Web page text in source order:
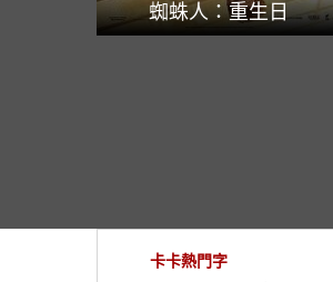
蜘蛛人：重生日
卡卡熱門字